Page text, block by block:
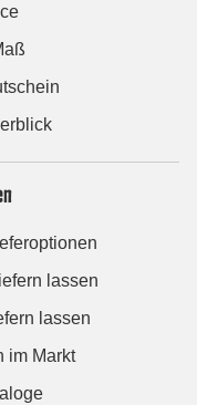
lassen
lassen
im Markt